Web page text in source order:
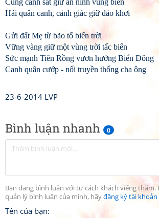
Bình luận nhanh 0
Bạn đang bình luận với tư cách khách viếng
quản lý bình luận của mình, hãyđăng ký tài khoản
Tên của bạn:
Cùng cảnh sát giữ an ninh vùng biển
Hải quân canh, cảnh giác giữ đảo khơi
Gửi đất Mẹ từ bão tố biển trời
Vững vàng giữ một vùng trời tấc biển
Sức mạnh Tiên Rồng vươn hướng Biển Đông
Canh quân cướp - nối truyền thống cha ông
23-6-2014 LVP